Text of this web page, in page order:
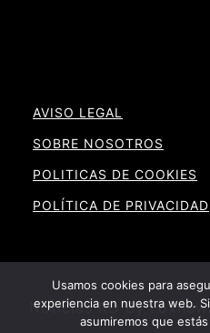
AVISO LEGAL
SOBRE NOSOTROS
POLITICAS DE COOKIES
POLÍTICA DE PRIVACIDAD
Noticias RD By
Usamos cookies para
experiencia en nuestra web.
asumiremos que